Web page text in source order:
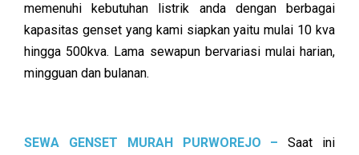
memenuhi kebutuhan listrik anda dengan berbagai
kapasitas genset yang kami siapkan yaitu mulai 10 kva
hingga 500kva. Lama sewapun bervariasi mulai harian,
mingguan dan bulanan.
SEWA GENSET MURAH PURWOREJO – Saat ini